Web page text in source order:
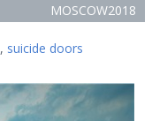
MOSCOW2018
, suicide doors